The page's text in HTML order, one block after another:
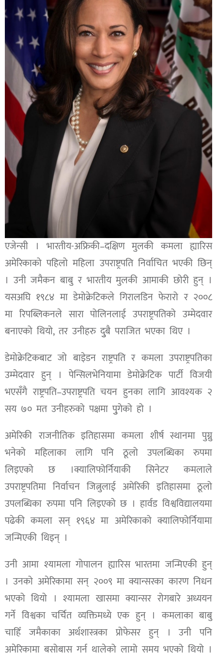
एजेन्सी । भारतीय-अफ्रिकी–दक्षिण मुलकी कमला ह्यारिस
अमेरिकाको पहिलो महिला उपराष्ट्रपति निर्वाचित भएकी छिन्
। उनी जमैकन बाबु र भारतीय मुलकी आमाकी छोरी हुन् ।
यसअघि १९८४ मा डेमोक्रेटिकले गिरालडिन फेरारो र २००८
मा रिपब्लिकनले सारा पोलिनलाई उपराष्ट्रपतिको उम्मेदवार
बनाएको थियो, तर उनीहरु दुुबै पराजित भएका थिए ।
डेमोक्रेटिकबाट जो बाइेडन राष्ट्रपति र कमला उपराष्ट्रपतिका
उम्मेदवार हुन् । पेन्सिलभेनियामा डेमोक्रेटिक पार्टी विजयी
भएसँगै राष्ट्रपति–उपराष्ट्रपति चयन हुनका लागि आवश्यक २
सय ७० मत उनीहरुको पक्षमा पुुगेको हो ।
अमेरिकी राजनीतिक इतिहासमा कमला शीर्ष स्थानमा पुग्नु
भनेको महिलाका लागि पनि ठूलो उपलब्धिका रुपमा
लिइएको छ ।क्यालिफोर्नियाकी सिनेटर कमलाले
उपराष्ट्रपतिमा निर्वाचन जित्नुलाई अमेरिकी इतिहासमा ठूलो
उपलब्धिका रुपमा पनि लिइएको छ । हार्वड विश्वविद्यालयमा
पढेकी कमला सन् १९६४ मा अमेरिकाको क्यालिफोर्नियामा
जन्मिएकी थिइन् ।
उनी आमा श्यामला गोपालन ह्यारिस भारतमा जन्मिएकी हुन्
। उनको अमेरिकामा सन् २००९ मा क्यान्सरका कारण निधन
भएको थियो । श्यामला खासमा क्यान्सर रोगबारे अध्ययन
गर्ने विश्वका चर्चित व्यक्तिमध्ये एक हुन् । कमलाका बाबु
चाहिँ जमैकाका अर्थशास्त्रका प्रोफेसर हुन् । उनी पनि